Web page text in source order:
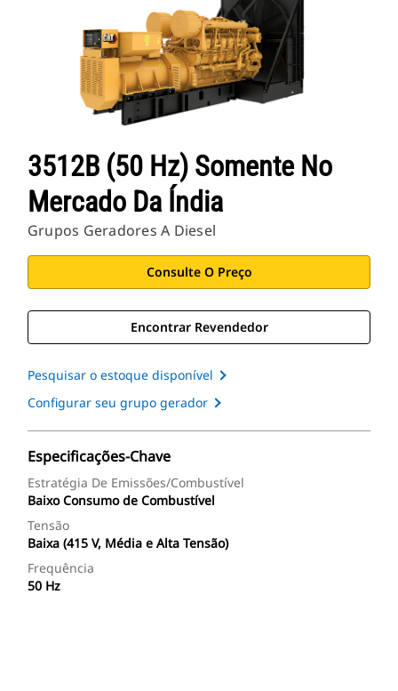
3512B (50 Hz) Somente No
Mercado Da Índia
Grupos Geradores A Diesel
Consulte O Preço
Encontrar Revendedor
Pesquisar o estoque disponível
Configurar seu grupo gerador
Especificações-Chave
Estratégia De Emissões/Combustível
Baixo Consumo de Combustível
Tensão
Baixa (415 V, Média e Alta Tensão)
Frequência
50 Hz